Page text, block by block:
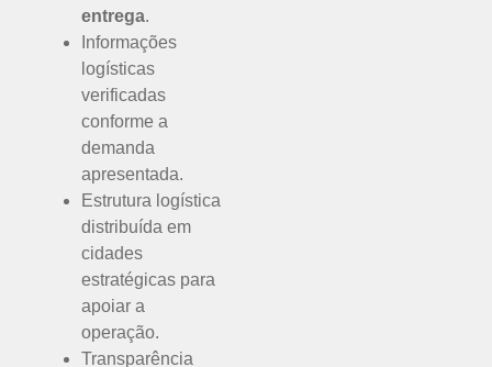
entrega.
Informações
logísticas
verificadas
conforme a
demanda
apresentada.
Estrutura logística
distribuída em
cidades
estratégicas para
apoiar a
operação.
Transparência